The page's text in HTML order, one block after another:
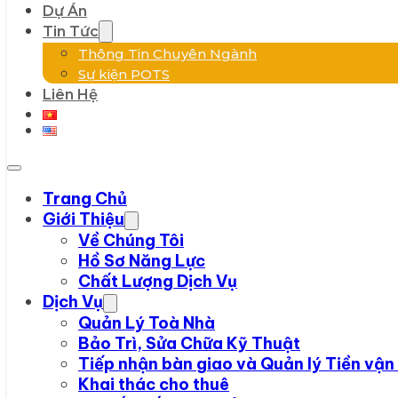
Dự Án
Tin Tức
Thông Tin Chuyên Ngành
Sự kiện POTS
Liên Hệ
Trang Chủ
Giới Thiệu
Về Chúng Tôi
Hồ Sơ Năng Lực
Chất Lượng Dịch Vụ
Dịch Vụ
Quản Lý Toà Nhà
Bảo Trì, Sửa Chữa Kỹ Thuật
Tiếp nhận bàn giao và Quản lý Tiền vận
Khai thác cho thuê